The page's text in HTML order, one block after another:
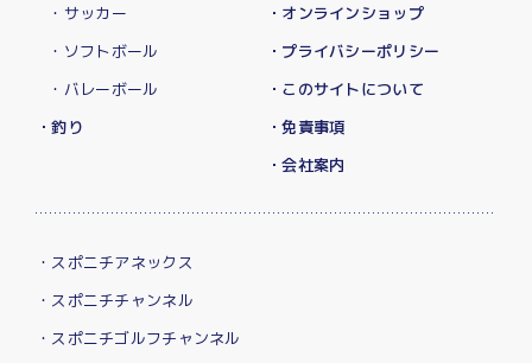
・サッカー
・ソフトボール
・バレーボール
・釣り
・オンラインショップ
・プライバシーポリシー
・このサイトについて
・免責事項
・会社案内
・スポニチアネックス
・スポニチチャンネル
・スポニチゴルフチャンネル